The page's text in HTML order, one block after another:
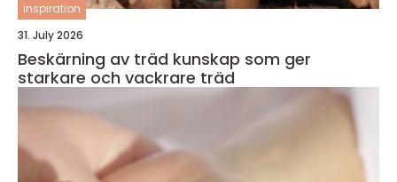
inspiration
31. July 2026
Beskärning av träd kunskap som ger
starkare och vackrare träd